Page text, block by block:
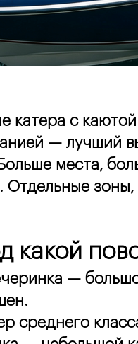
катера с
— лучший
места,
Отдельные
какой
—
среднего